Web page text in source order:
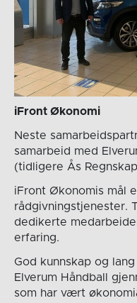
iFront Økonomi
Neste
samarbeid med
(tidligere Ås
iFront Økonomis mål
rådgivningstjenester.
dedikerte
erfaring.
God kunnskap og
Elverum Håndball
som har vært